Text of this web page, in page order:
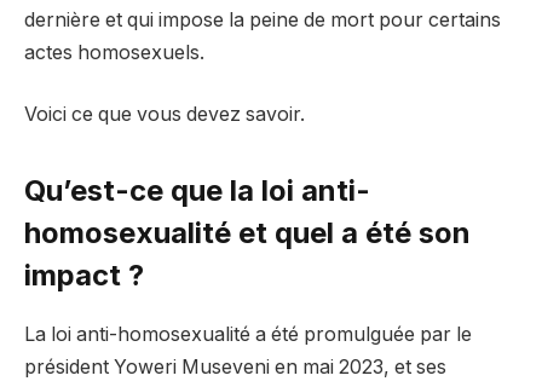
dernière et qui impose la peine de mort pour certains
actes homosexuels.
Voici ce que vous devez savoir.
Qu’est-ce que la loi anti-
homosexualité et quel a été son
impact ?
La loi anti-homosexualité a été promulguée par le
président Yoweri Museveni en mai 2023, et ses